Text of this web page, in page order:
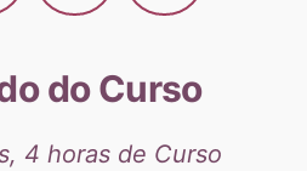
do Curso
4 horas de Curso